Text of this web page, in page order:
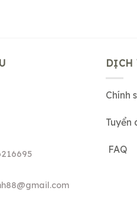
DỊCH
Chính
Tuyển
FAQ